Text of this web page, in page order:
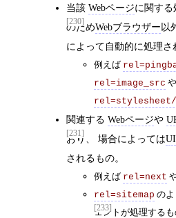
[230]
当該 Webページに関す
のためWebブラウザー以
によって自動的に処理さ
例えば
rel=image_src や
[231]
関連する Webページや
おり、 場合によってはUI
されるもの。
例えば rel=next
[233]
rel=sitemap の
ェント が処理する